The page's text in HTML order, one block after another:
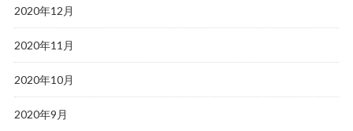
2020年12月
2020年11月
2020年10月
2020年9月